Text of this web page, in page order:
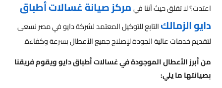
اعتدت؟ لا تقلق حيث أننا فيمركز صيانة غسالات أطباق
دايو الزمالكالتابع للتوكيل المعتمد لشركة دايو في مصر نسعى
لتقديم خدمات عالية الجودة لإصلاح جميع الأعطال بسرعة وكفاءة.
من أبرز الأعطال الموجودة في غسالات أطباق دايو ويقوم فريقنا
بصيانتها ما يلي: